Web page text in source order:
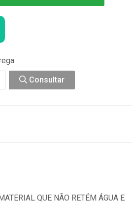
Consultar
QUE NÃO RETÉM ÁGUA E